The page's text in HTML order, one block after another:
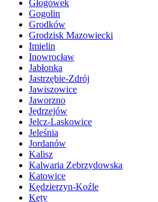
Głogówek
Gogolin
Grodków
Grodzisk Mazowiecki
Imielin
Inowrocław
Jabłonka
Jastrzębie-Zdrój
Jawiszowice
Jaworzno
Jędrzejów
Jelcz-Laskowice
Jeleśnia
Jordanów
Kalisz
Kalwaria Zebrzydowska
Katowice
Kędzierzyn-Koźle
Kęty